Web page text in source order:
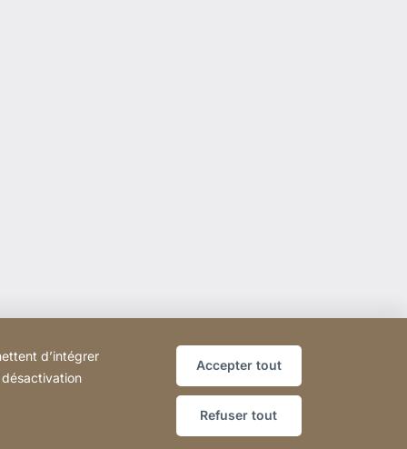
Site
Web
[Website
Plan du site
d’intégrer
désactivation
Accepter tout
Refuser tout